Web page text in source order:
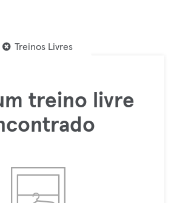
Treinos Livres
treino livre